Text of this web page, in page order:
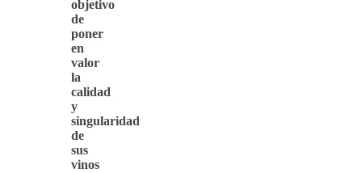
objetivo
de
poner
en
valor
la
calidad
y
singularidad
de
sus
vinos